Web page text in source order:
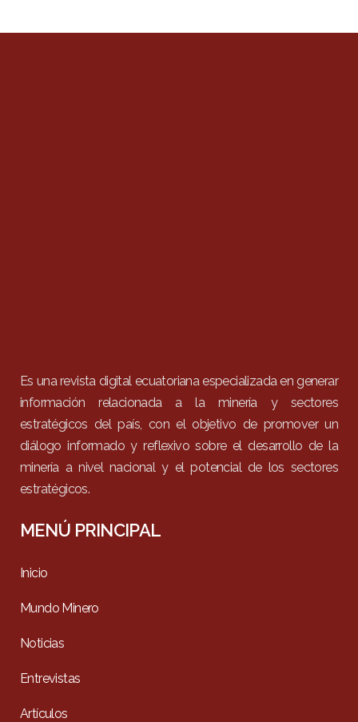
Es una revista digital ecuatoriana especializada en generar
información relacionada a la minería y sectores
estratégicos del país, con el objetivo de promover un
diálogo informado y reflexivo sobre el desarrollo de la
minería a nivel nacional y el potencial de los sectores
estratégicos.
MENÚ PRINCIPAL
Inicio
Mundo Minero
Noticias
Entrevistas
Artículos